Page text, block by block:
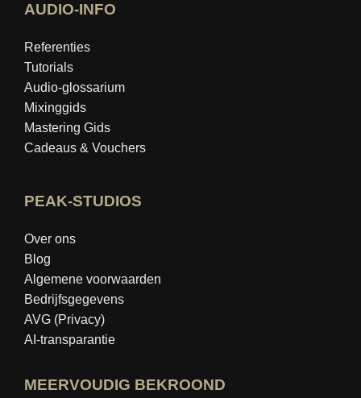
AUDIO-INFO
Referenties
Tutorials
Audio-glossarium
Mixinggids
Mastering Gids
Cadeaus & Vouchers
PEAK-STUDIOS
Over ons
Blog
Algemene voorwaarden
Bedrijfsgegevens
AVG (Privacy)
AI-transparantie
MEERVOUDIG BEKROOND